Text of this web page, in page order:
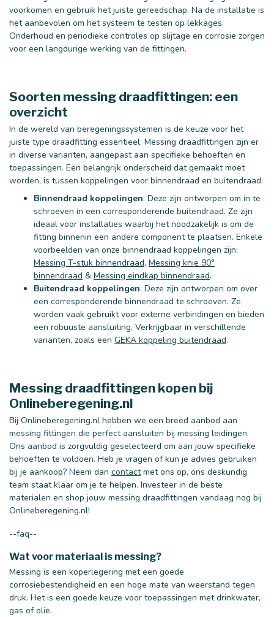
voorkomen en gebruik het juiste gereedschap. Na de installatie is
het aanbevolen om het systeem te testen op lekkages.
Onderhoud en periodieke controles op slijtage en corrosie zorgen
voor een langdurige werking van de fittingen.
Soorten messing draadfittingen: een
overzicht
In de wereld van beregeningssystemen is de keuze voor het
juiste type draadfitting essentieel. Messing draadfittingen zijn er
in diverse varianten, aangepast aan specifieke behoeften en
toepassingen. Een belangrijk onderscheid dat gemaakt moet
worden, is tussen koppelingen voor binnendraad en buitendraad:
Binnendraad koppelingen: Deze zijn ontworpen om in te
schroeven in een corresponderende buitendraad. Ze zijn
ideaal voor installaties waarbij het noodzakelijk is om de
fitting binnenin een andere component te plaatsen. Enkele
voorbeelden van onze binnendraad koppelingen zijn:
Messing T-stuk binnendraad, Messing knie 90°
binnendraad & Messing eindkap binnendraad.
Buitendraad koppelingen: Deze zijn ontworpen om over
een corresponderende binnendraad te schroeven. Ze
worden vaak gebruikt voor externe verbindingen en bieden
een robuuste aansluiting. Verkrijgbaar in verschillende
varianten, zoals een GEKA koppeling buitendraad.
Messing draadfittingen kopen bij
Onlineberegening.nl
Bij Onlineberegening.nl hebben we een breed aanbod aan
messing fittingen die perfect aansluiten bij messing leidingen.
Ons aanbod is zorgvuldig geselecteerd om aan jouw specifieke
behoeften te voldoen. Heb je vragen of kun je advies gebruiken
bij je aankoop? Neem dan contactmet ons op, ons deskundig
team staat klaar om je te helpen. Investeer in de beste
materialen en shop jouw messing draadfittingen vandaag nog bij
Onlineberegening.nl!
--faq--
Wat voor materiaal is messing?
Messing is een koperlegering met een goede
corrosiebestendigheid en een hoge mate van weerstand tegen
druk. Het is een goede keuze voor toepassingen met drinkwater,
gas of olie.
50 mm